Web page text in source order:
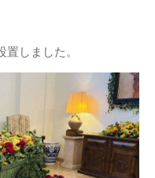
しました。